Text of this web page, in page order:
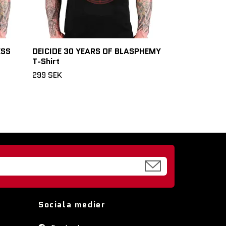
DEICIDE 30 YEARS OF BLASPHEMY
T-Shirt
299 SEK
Sociala medier